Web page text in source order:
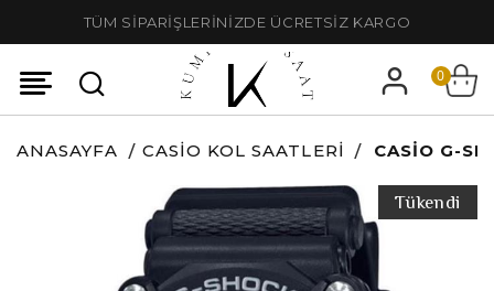
TÜM SİPARİŞLERİNİZDE ÜCRETSİZ KARGO
0
ANASAYFA CASIO KOL SAATLERI CASIO G-
Tükendi